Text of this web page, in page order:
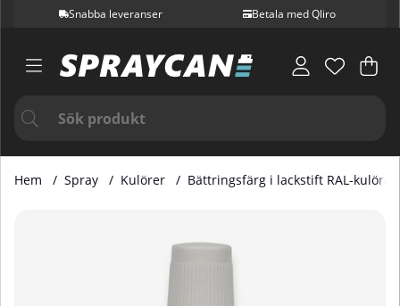
Snabba leveranser Betala med Qliro
.
Hem Spray Kulörer Bättringsfärg i lackstift RAL-kulörer